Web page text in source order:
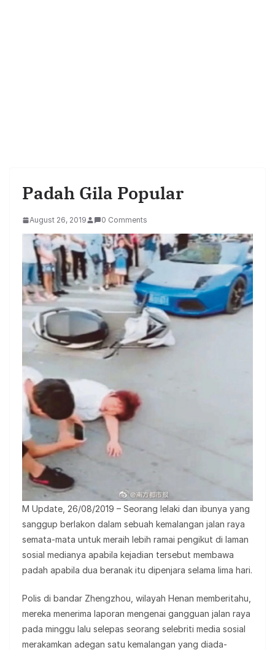
Padah Gila Popular
August 26, 2019 0 Comments
M Update, 26/08/2019 – Seorang lelaki dan ibunya yang
sanggup berlakon dalam sebuah kemalangan jalan raya
semata-mata untuk meraih lebih ramai pengikut di laman
sosial medianya apabila kejadian tersebut membawa
padah apabila dua beranak itu dipenjara selama lima hari.
Polis di bandar Zhengzhou, wilayah Henan memberitahu,
mereka menerima laporan mengenai gangguan jalan raya
pada minggu lalu selepas seorang selebriti media sosial
merakamkan adegan satu kemalangan yang diada-